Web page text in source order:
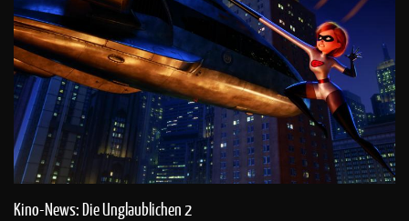
Kino-News: Die Unglaublichen 2